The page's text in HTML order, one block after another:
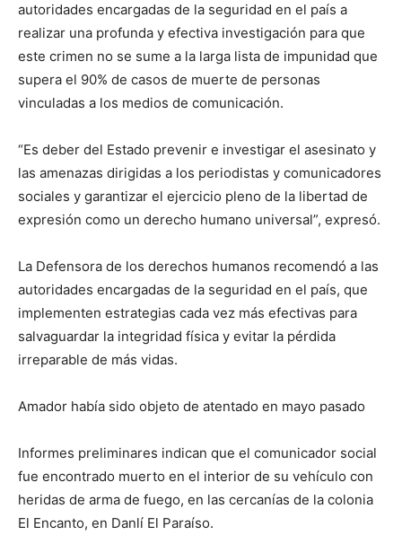
autoridades encargadas de la seguridad en el país a
realizar una profunda y efectiva investigación para que
este crimen no se sume a la larga lista de impunidad que
supera el 90% de casos de muerte de personas
vinculadas a los medios de comunicación.
“Es deber del Estado prevenir e investigar el asesinato y
las amenazas dirigidas a los periodistas y comunicadores
sociales y garantizar el ejercicio pleno de la libertad de
expresión como un derecho humano universal”, expresó.
La Defensora de los derechos humanos recomendó a las
autoridades encargadas de la seguridad en el país, que
implementen estrategias cada vez más efectivas para
salvaguardar la integridad física y evitar la pérdida
irreparable de más vidas.
Amador había sido objeto de atentado en mayo pasado
Informes preliminares indican que el comunicador social
fue encontrado muerto en el interior de su vehículo con
heridas de arma de fuego, en las cercanías de la colonia
El Encanto, en Danlí El Paraíso.